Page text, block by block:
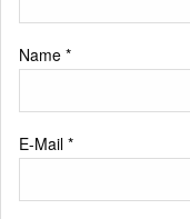
Name *
E-Mail *